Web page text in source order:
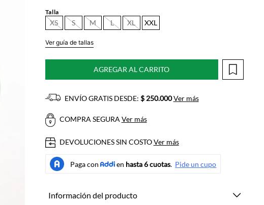
Talla
XS S M L XL XXL
Ver guía de tallas
AGREGAR AL CARRITO
ENVÍO GRATIS DESDE: $ 250.000 Ver más
COMPRA SEGURA Ver más
DEVOLUCIONES SIN COSTOVer más
Información del producto